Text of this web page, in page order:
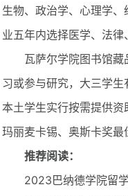
生物、政治学、心理学
业五年内选择医学、法律
瓦萨尔学院图书馆藏品
习或参与研究，大三学
本土学生实行按需提供资
玛丽麦卡锡、奥斯卡奖最
推荐阅读：
2023巴纳德学院留